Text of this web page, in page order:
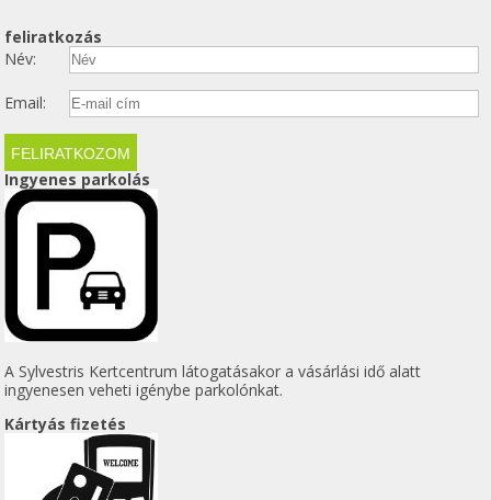
feliratkozás
Név:
Email:
Ingyenes parkolás
A Sylvestris Kertcentrum látogatásakor a vásárlási idő alatt
ingyenesen veheti igénybe parkolónkat.
Kártyás fizetés